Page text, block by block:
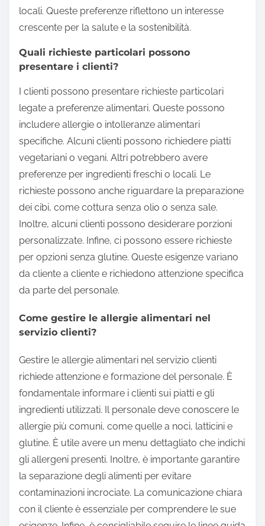
locali. Queste preferenze riflettono un interesse
crescente per la salute e la sostenibilità.
Quali richieste particolari possono
presentare i clienti?
I clienti possono presentare richieste particolari
legate a preferenze alimentari. Queste possono
includere allergie o intolleranze alimentari
specifiche. Alcuni clienti possono richiedere piatti
vegetariani o vegani. Altri potrebbero avere
preferenze per ingredienti freschi o locali. Le
richieste possono anche riguardare la preparazione
dei cibi, come cottura senza olio o senza sale.
Inoltre, alcuni clienti possono desiderare porzioni
personalizzate. Infine, ci possono essere richieste
per opzioni senza glutine. Queste esigenze variano
da cliente a cliente e richiedono attenzione specifica
da parte del personale.
Come gestire le allergie alimentari nel
servizio clienti?
Gestire le allergie alimentari nel servizio clienti
richiede attenzione e formazione del personale. È
fondamentale informare i clienti sui piatti e gli
ingredienti utilizzati. Il personale deve conoscere le
allergie più comuni, come quelle a noci, latticini e
glutine. È utile avere un menu dettagliato che indichi
gli allergeni presenti. Inoltre, è importante garantire
la separazione degli alimenti per evitare
contaminazioni incrociate. La comunicazione chiara
con il cliente è essenziale per comprendere le sue